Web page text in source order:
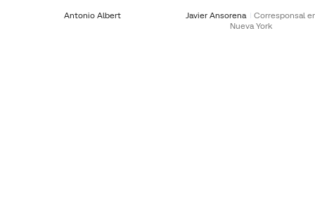
Antonio Albert Javier Ansorena
Corresponsal
Nueva York